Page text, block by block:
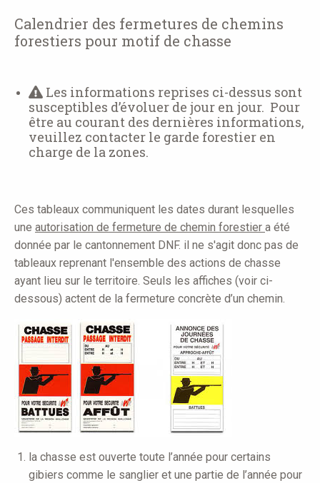
Calendrier des fermetures de chemins
forestiers pour motif de chasse
Les informations reprises ci-dessus sont
susceptibles d’évoluer de jour en jour. Pour
être au courant des dernières informations,
veuillez contacter le garde forestier en
charge de la zones.
Ces tableaux communiquent les dates durant lesquelles
une autorisation de fermeture de chemin forestier a été
donnée par le cantonnement DNF. il ne s'agit donc pas de
tableaux reprenant l'ensemble des actions de chasse
ayant lieu sur le territoire. Seuls les affiches (voir ci-
dessous) actent de la fermeture concrète d’un chemin.
la chasse est ouverte toute l’année pour certains
gibiers comme le sanglier et une partie de l’année pour